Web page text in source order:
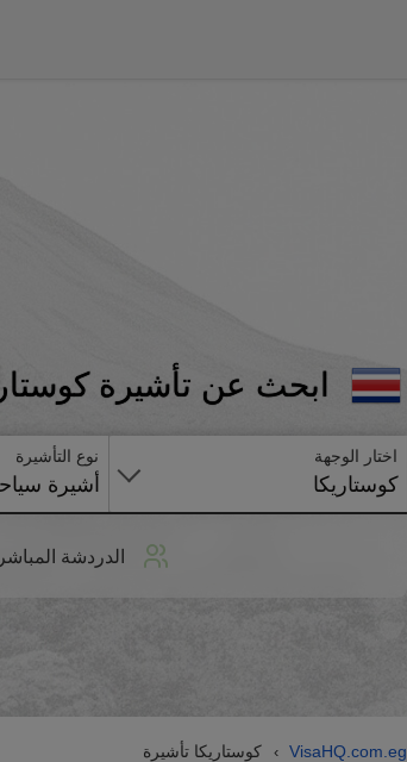
ابحث عن تأشيرة
اختار الوجهة
كوستاريكا
نوع التأشيرة
أشيرة
الدردشة
VisaHQ.com.eg
› كوستاريكا تأشيرة